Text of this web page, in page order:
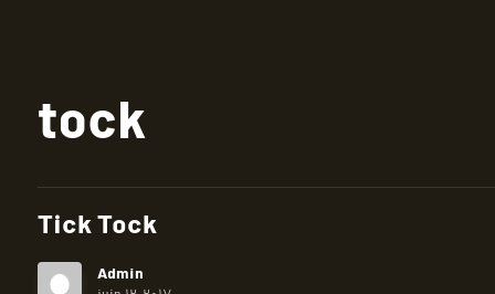
tock
Tick Tock
Admin